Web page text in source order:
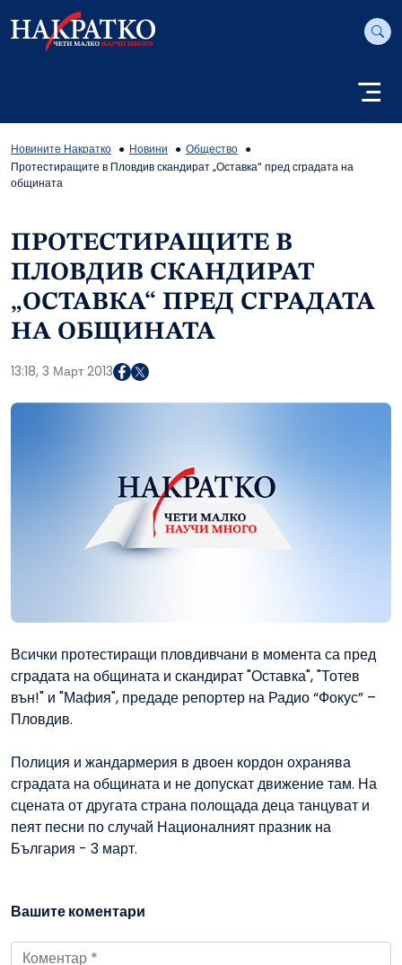
Новините Накратко Новини
Общество
Протестиращите в Пловдив скандират „Оставка“ пред сградата на
общината
ПРОТЕСТИРАЩИТЕ В
ПЛОВДИВ СКАНДИРАТ
„ОСТАВКА“ ПРЕД СГРАДАТА
НА ОБЩИНАТА
13:18, 3 Март 2013
Всички протестиращи пловдивчани в момента са пред
сградата на общината и скандират "Оставка", "Тотев
вън!" и "Мафия", предаде репортер на Радио “Фокус” –
Пловдив.
Полиция и жандармерия в двоен кордон охранява
сградата на общината и не допускат движение там. На
сцената от другата страна полощада деца танцуват и
пеят песни по случай Националният празник на
България - 3 март.
Вашите коментари